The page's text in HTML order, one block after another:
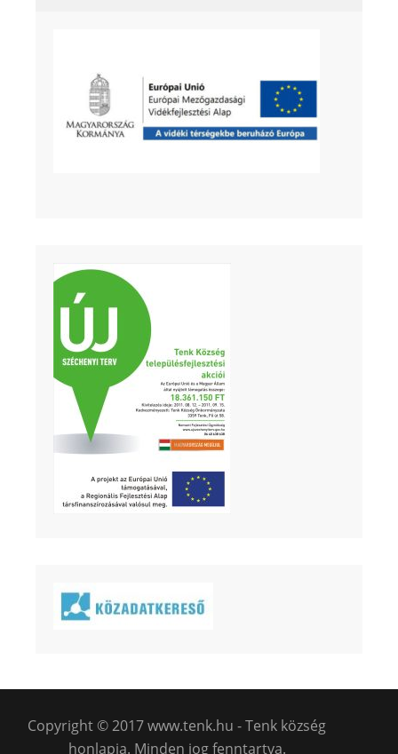
Copyright © 2017 www.tenk.hu - Tenk község
honlapja. Minden jog fenntartva.